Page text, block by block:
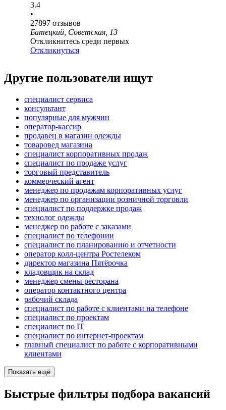
3.4
•
27897 отзывов
Батецкий, Советская, 13
Откликнитесь среди первых
Откликнуться
Другие пользователи ищут
специалист сервиса
консультант
популярные для мужчин
оператор-кассир
продавец в магазин одежды
товаровед магазина
специалист корпоративных продаж
специалист по продаже услуг
торговый представитель
коммерческий агент
менеджер по продажам корпоративных услуг
менеджер по организации розничной торговли
специалист по поддержке продаж
технолог одежды
менеджер по работе с заказами
специалист по телефонии
специалист по планированию и отчетности
оператор колл-центра Ростелеком
директор магазина Пятёрочка
кладовщик на склад
менеджер смены ресторана
оператор контактного центра
рабочий склада
специалист по работе с клиентами на телефоне
специалист по проектам
специалист по IT
специалист по интернет-проектам
главный специалист по работе с корпоративными
клиентами
Показать ещё
Быстрые фильтры подбора вакансий